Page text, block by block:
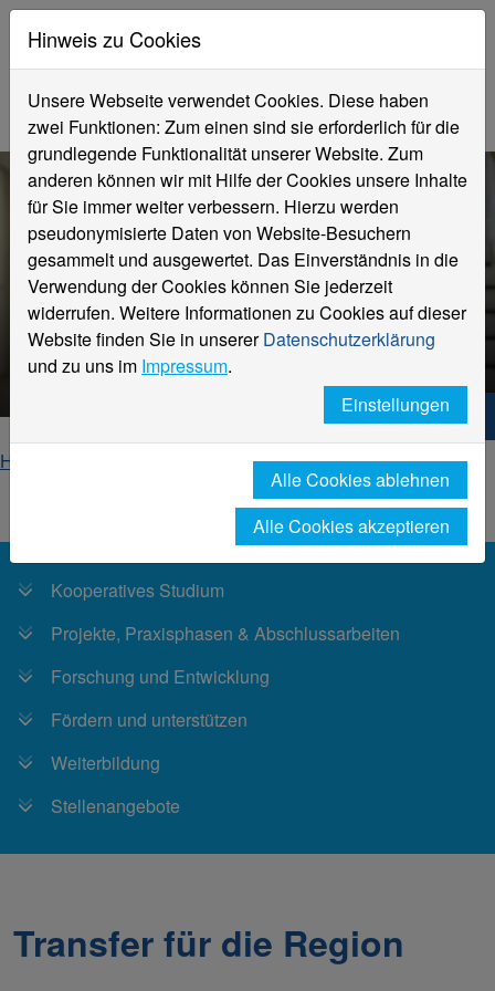
Unternehmen
Ingenieurwissenschaften und
Informatik
Hochschule Niederrhein. Dein Weg.
Home
Fachbereich Ingenieurwissenschaften und Informatik
Kooperatives Studium
Projekte, Praxisphasen & Abschlussarbeiten
Forschung und Entwicklung
Fördern und unterstützen
Weiterbildung
Stellenangebote
Transfer für die Region
Hinweis zu Cookies
Unsere Webseite verwendet Cookies. Diese haben
zwei Funktionen: Zum einen sind sie erforderlich für die
grundlegende Funktionalität unserer Website. Zum
anderen können wir mit Hilfe der Cookies unsere Inhalte
für Sie immer weiter verbessern. Hierzu werden
pseudonymisierte Daten von Website-Besuchern
gesammelt und ausgewertet. Das Einverständnis in die
Verwendung der Cookies können Sie jederzeit
widerrufen. Weitere Informationen zu Cookies auf dieser
Website finden Sie in unsererDatenschutzerklärung
und zu uns im Impressum.
Einstellungen
Alle Cookies ablehnen
Alle Cookies akzeptieren